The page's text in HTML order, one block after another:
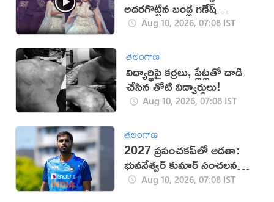
అదరగొట్టిన బండ్ల గణేష్
(వీడియో)
Aug 10, 2026, 07:08 IST
తెలంగాణ
విద్యార్థిపై కర్రలు, ప్లేట్లతో దాడి
చేసిన తోటి విద్యార్థులు!
Aug 10, 2026, 07:08 IST
తెలంగాణ
2027 ప్రపంచకప్‌లో ఆడతా:
భువనేశ్వర్ కుమార్ సంచలన
ప్రకటనAug 10, 2026, 07:08 IST